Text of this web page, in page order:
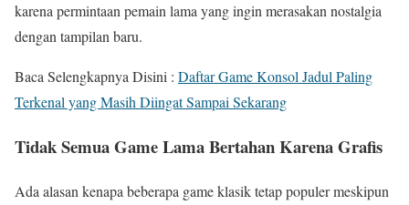
karena permintaan pemain lama yang ingin merasakan nostalgia
dengan tampilan baru.
Baca Selengkapnya Disini : Daftar Game Konsol Jadul Paling
Terkenal yang Masih Diingat Sampai Sekarang
Tidak Semua Game Lama Bertahan Karena Grafis
Ada alasan kenapa beberapa game klasik tetap populer meskipun